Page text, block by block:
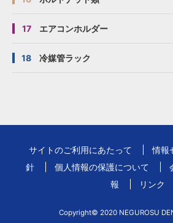
17 エアコンホルダー
18 冷媒管ラック
サイトのご利用にあたって
情報
針
個人情報の保護について
報
リンク
Copyright© 2020 NEGUROSU